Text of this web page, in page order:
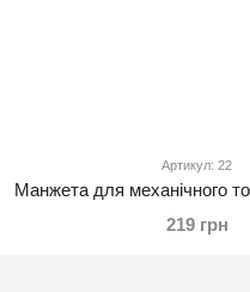
Артикул: 22
219 грн